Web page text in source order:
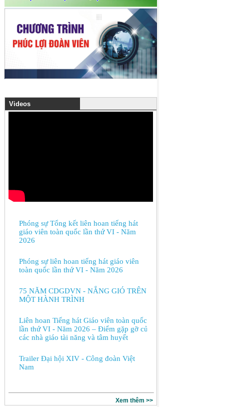
Videos
Phóng sự Tổng kết liên hoan tiếng hát
giáo viên toàn quốc lần thứ VI - Năm
2026
Phóng sự liên hoan tiếng hát giáo viên
toàn quốc lần thứ VI - Năm 2026
75 NĂM CDGDVN - NẮNG GIÓ TRÊN
MỘT HÀNH TRÌNH
Liên hoan Tiếng hát Giáo viên toàn quốc
lần thứ VI - Năm 2026 – Điểm gặp gỡ của
các nhà giáo tài năng và tâm huyết
Trailer Đại hội XIV - Công đoàn Việt
Nam
Xem thêm >>